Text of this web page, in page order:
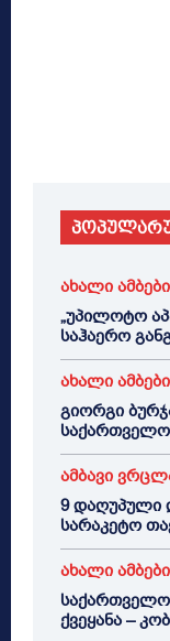
ახალი ამბები
„უპილოტო
საჰაერო
ახალი ამბები
გიორგი
ამბავი
9 დაღუპული
სარაკეტო
ახალი ამბები
ქვეყანა –